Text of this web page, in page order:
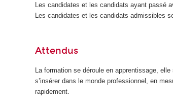
Les candidates et les candidats ayant passé
Les candidates et les candidats admissibles
Attendus
La formation se déroule en apprentissage,
s’insérer dans le monde professionnel, en
rapidement.